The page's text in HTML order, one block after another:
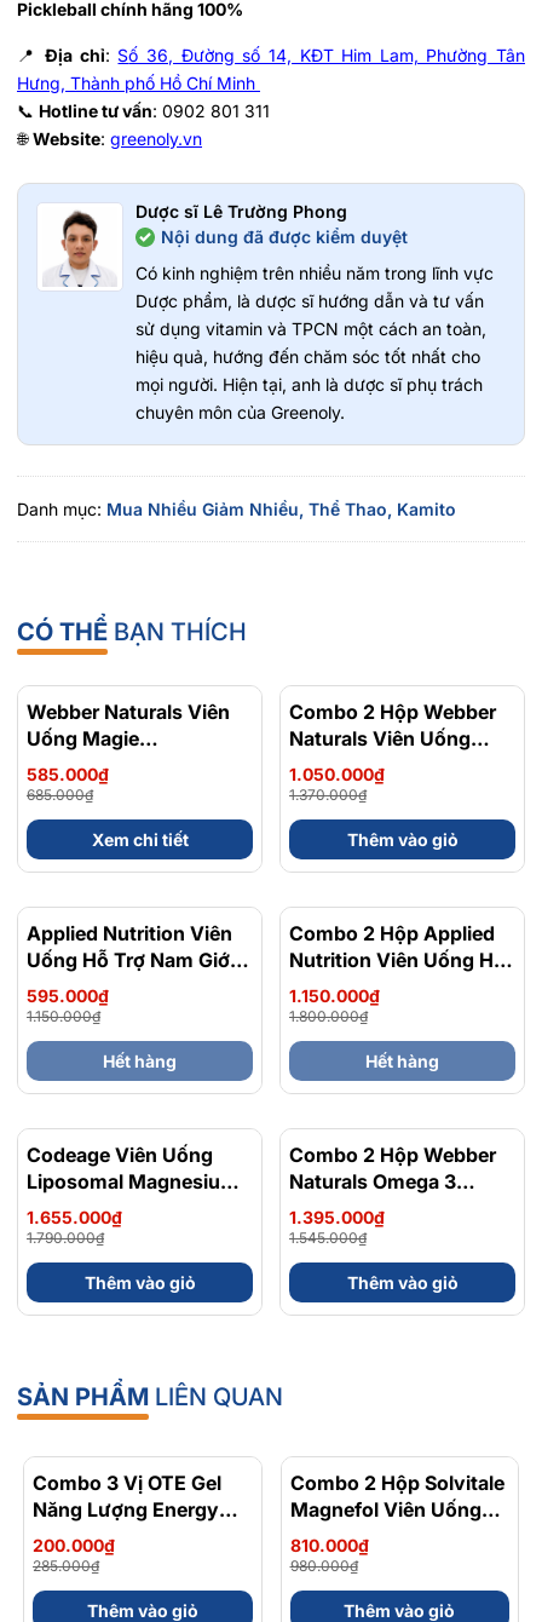
Pickleball chính hãng 100%
📍Địa chỉ: Số 36, Đường số 14, KĐT Him Lam, Phường Tân
Hưng, Thành phố Hồ Chí Minh
📞 Hotline tư vấn: 0902 801 311
🌐Website: greenoly.vn
Dược sĩ Lê Trường Phong
Nội dung đã được kiểm duyệt
Có kinh nghiệm trên nhiều năm trong lĩnh vực
Dược phẩm, là dược sĩ hướng dẫn và tư vấn
sử dụng vitamin và TPCN một cách an toàn,
hiệu quả, hướng đến chăm sóc tốt nhất cho
mọi người. Hiện tại, anh là dược sĩ phụ trách
chuyên môn của Greenoly.
Danh mục: Mua Nhiều Giảm Nhiều, Thể Thao, Kamito
CÓ THỂ BẠN THÍCH
- 15%
Webber Naturals Viên
Uống Magie
Magnesium
Bisglycinate 200mg -
Chính Ngạch Canada,
Xuất VAT
585.000₫
685.000₫
Xem chi tiết
- 23%
Combo 2 Hộp Webber
Naturals Viên Uống
Magie Dễ Dàng Hấp
Làm Dịu Nhẹ Cho Hệ
Tiêu Hóa Magnesium
Bisglycinate 200mg -
Hộp 120 Viên
1.050.000₫
1.370.000₫
Thêm vào giỏ
Applied Nutrition Viên
Uống Hỗ Trợ Nam Giới
120 viên - Chính Ngạch
Anh Quốc, Bán Chạy
595.000₫
1.150.000₫
Hết hàng
Combo 2 Hộp Applied
Nutrition Viên Uống Hỗ
Trợ Nam Giới 120 viên
1.150.000₫
1.800.000₫
Hết hàng
- 8%
Codeage Viên Uống
Liposomal Magnesium
Magie Glycinate Hữu Cơ
240 Viên - Chính Ngạch
Mỹ, Xuất VAT
1.655.000₫
1.790.000₫
Thêm vào giỏ
- 10%
Combo 2 Hộp Webber
Naturals Omega 3
900mg EPA/DHA Và
Magnesium
Bisglycinate 200mg Hỗ
Trợ Tim Mạch, Hệ Tiêu
Hoá - Hộp 120 Viên
1.395.000₫
1.545.000₫
Thêm vào giỏ
SẢN PHẨM LIÊN QUAN
- 30%
Combo 3 Vị OTE Gel
Năng Lượng Energy
Gel Kết Hợp
Carbohydrate Điện Giải
56gram 82kcal
200.000₫
285.000₫
Thêm vào giỏ
- 17%
Combo 2 Hộp Solvitale
Magnefol Viên Uống
Magnesium
Bisglycinate + Vitamin
nhóm B (Hộp 30 Viên)
810.000₫
980.000₫
Thêm vào giỏ